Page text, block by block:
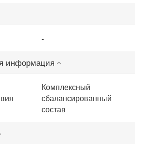
-
информация
Комплексный
сбалансированный
состав